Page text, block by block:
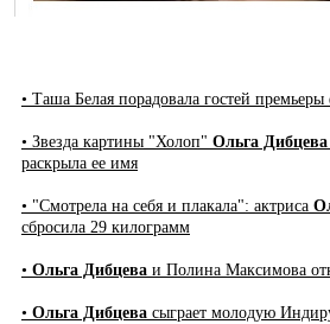
• Таша Белая порадовала гостей
• Звезда картины "Холоп" Ольга Дибцева
раскрыла ее имя
• "Смотрела на себя и плакала": актриса
сбросила 29 килограмм
• Ольга Дибцева и Полина Максимова
• Ольга Дибцева сыграет молодую